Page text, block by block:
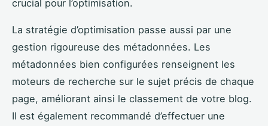
crucial pour l’optimisation.
La stratégie d’optimisation passe aussi par une
gestion rigoureuse des métadonnées. Les
métadonnées bien configurées renseignent les
moteurs de recherche sur le sujet précis de chaque
page, améliorant ainsi le classement de votre blog.
Il est également recommandé d’effectuer une